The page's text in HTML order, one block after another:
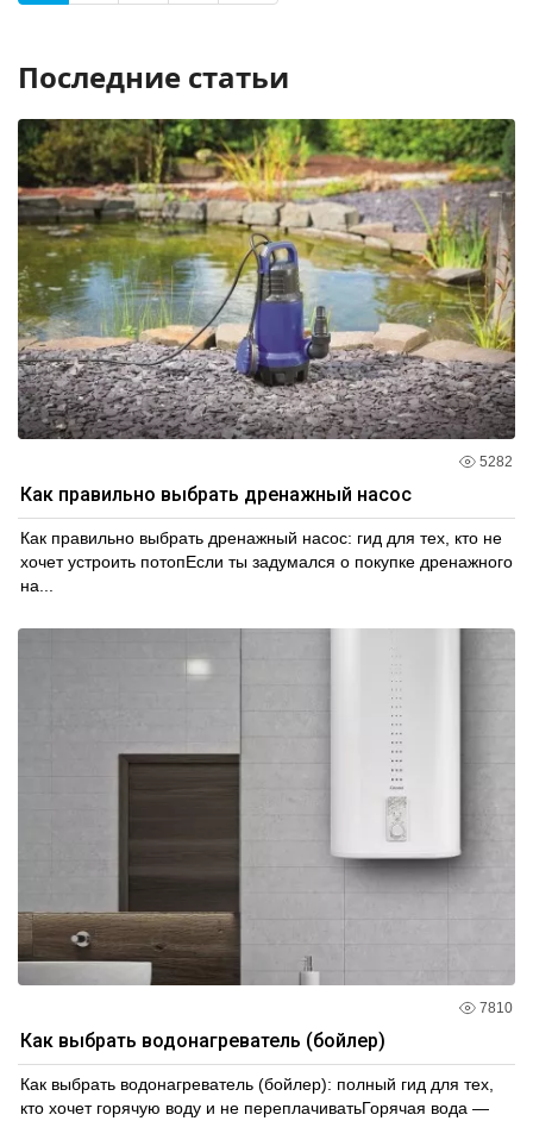
Последние статьи
5282
Как правильно выбрать дренажный насос
Как правильно выбрать дренажный насос: гид для тех, кто не
хочет устроить потопЕсли ты задумался о покупке дренажного
на...
7810
Как выбрать водонагреватель (бойлер)
Как выбрать водонагреватель (бойлер): полный гид для тех,
кто хочет горячую воду и не переплачиватьГорячая вода —